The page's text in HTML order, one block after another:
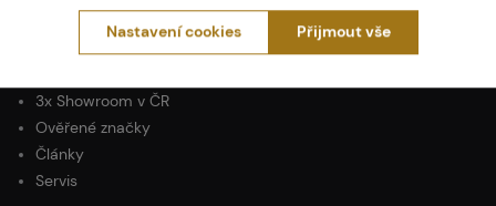
PROČ NAKUPOVAT U NÁS?
3x Showroom v ČR
Ověřené značky
Články
Servis
Nastavení cookies Přijmout vše